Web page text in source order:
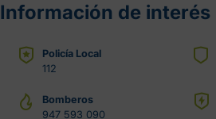
Información de interés
Policía Local
112
Bomberos
947 593 090